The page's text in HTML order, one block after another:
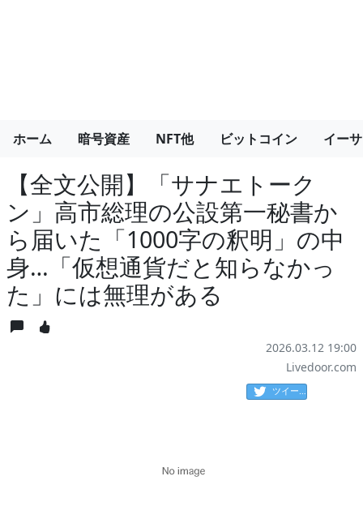
ホーム 暗号資産 NFT他 ビットコイン イー
【全文公開】「サナエトーク
ン」高市総理の公設第一秘書か
ら届いた「1000字の釈明」の中
身…「仮想通貨だと知らなかっ
た」には無理がある
2026.03.12 19:00
Livedoor.com
ツイート